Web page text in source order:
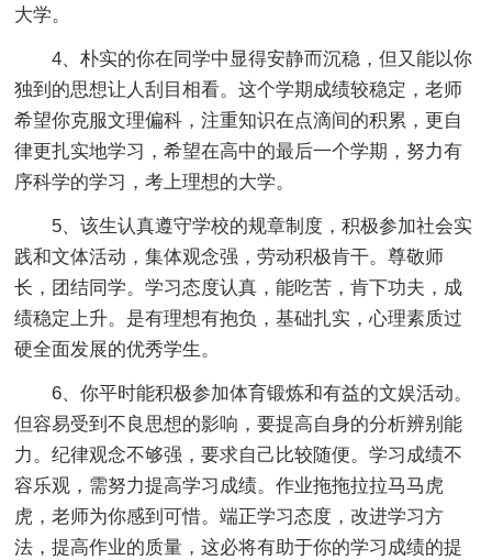
大学。
4、朴实的你在同学中显得安静而沉稳，但又能以你
独到的思想让人刮目相看。这个学期成绩较稳定，老师
希望你克服文理偏科，注重知识在点滴间的积累，更自
律更扎实地学习，希望在高中的最后一个学期，努力有
序科学的学习，考上理想的大学。
5、该生认真遵守学校的规章制度，积极参加社会实
践和文体活动，集体观念强，劳动积极肯干。尊敬师
长，团结同学。学习态度认真，能吃苦，肯下功夫，成
绩稳定上升。是有理想有抱负，基础扎实，心理素质过
硬全面发展的优秀学生。
6、你平时能积极参加体育锻炼和有益的文娱活动。
但容易受到不良思想的影响，要提高自身的分析辨别能
力。纪律观念不够强，要求自己比较随便。学习成绩不
容乐观，需努力提高学习成绩。作业拖拖拉拉马马虎
虎，老师为你感到可惜。端正学习态度，改进学习方
法，提高作业的质量，这必将有助于你的学习成绩的提